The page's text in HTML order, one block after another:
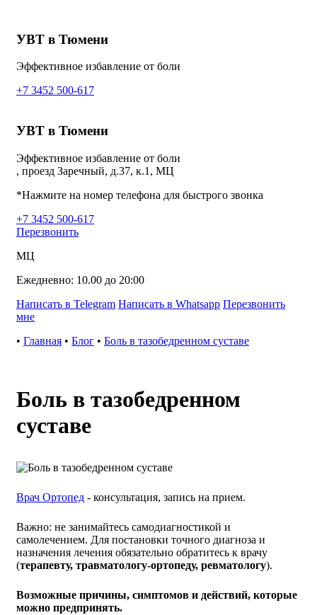
УВТ в Тюмени
Эффективное избавление от боли
+7 3452 500-617
УВТ в Тюмени
Эффективное избавление от боли
, проезд Заречный, д.37, к.1, МЦ
*Нажмите на номер телефона для быстрого звонка
+7 3452 500-617
Перезвонить
МЦ
Ежедневно: 10.00 до 20:00
Написать в Telegram Написать в Whatsapp Перезвонить
мне
• Главная • Блог • Боль в тазобедренном суставе
Боль в тазобедренном
суставе
Врач Ортопед - консультация, запись на прием.
Важно: не занимайтесь самодиагностикой и
самолечением. Для постановки точного диагноза и
назначения лечения обязательно обратитесь к врачу
(терапевту, травматологу-ортопеду, ревматологу).
Возможные причины, симптомов и действий, которые
можно предпринять.